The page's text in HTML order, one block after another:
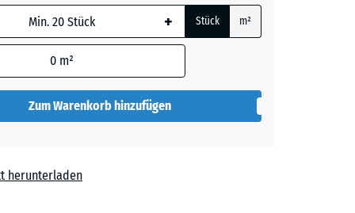
+ 2,30 €
wird
nicht
+ Stück m²
0 m²
Zum Warenkorb hinzufügen
herunterladen